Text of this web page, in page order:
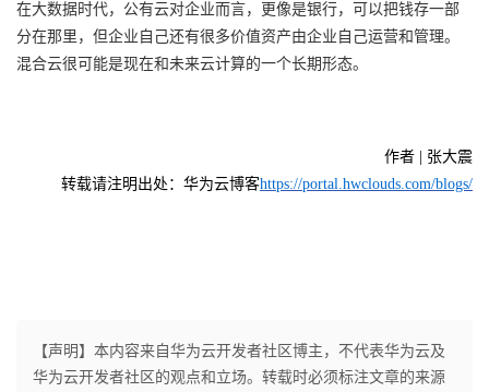
在大数据时代，公有云对企业而言，更像是银行，可以把钱存一部
分在那里，但企业自己还有很多价值资产由企业自己运营和管理。
混合云很可能是现在和未来云计算的一个长期形态。
作者 | 张大震
转载请注明出处：华为云博客https://portal.hwclouds.com/blogs/
【声明】本内容来自华为云开发者社区博主，不代表华为云及
华为云开发者社区的观点和立场。转载时必须标注文章的来源